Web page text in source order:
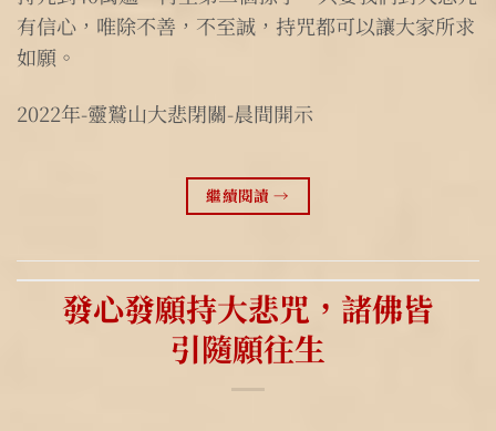
有信心，唯除不善，不至誠，持咒都可以讓大家所求
如願。
2022年-靈鷲山大悲閉關-晨間開示
繼續閱讀→
發心發願持大悲咒，諸佛皆
引隨願往生